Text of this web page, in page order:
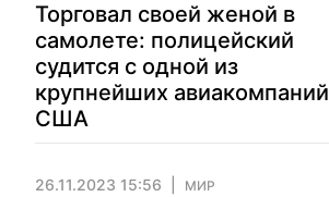
Торговал своей женой в
самолете: полицейский
судится с одной из
крупнейших авиакомпаний
США
26.11.2023 15:56 МИР